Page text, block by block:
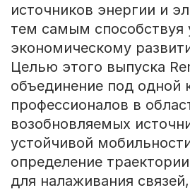
источников энергии и
тем самым способствуя
экономическому
Целью этого выпуска
объединение под одной
профессионалов в
возобновляемых
устойчивой
определение
для налаживания связей,